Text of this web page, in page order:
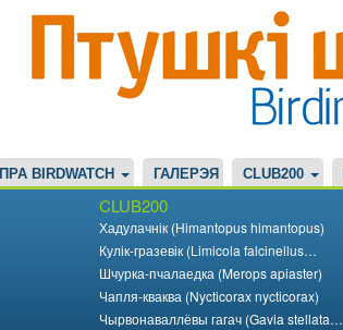
ПРА BIRDWATCH ГАЛЕРЭЯ CLUB200
CLUB200
Хадулачнік (Himantopus himantopus)
Кулік-гразевік (Limicola falcinellus…
Шчурка-пчалаедка (Merops apiaster)
Чапля-кваква (Nycticorax nycticorax)
Чырвонаваллёвы гагач (Gavia stellata…